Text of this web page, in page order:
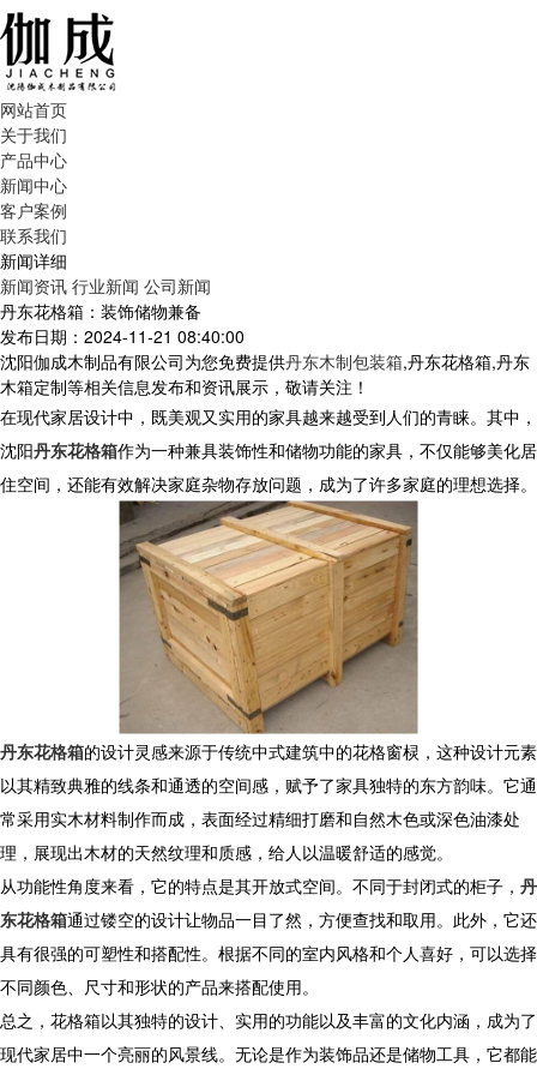
网站首页
关于我们
产品中心
新闻中心
客户案例
联系我们
新闻详细
新闻资讯 行业新闻 公司新闻
丹东花格箱：装饰储物兼备
发布日期：2024-11-21 08:40:00
沈阳伽成木制品有限公司为您免费提供丹东木制包装箱,丹东花格箱,丹东
木箱定制等相关信息发布和资讯展示，敬请关注！
在现代家居设计中，既美观又实用的家具越来越受到人们的青睐。其中，
沈阳丹东花格箱作为一种兼具装饰性和储物功能的家具，不仅能够美化居
住空间，还能有效解决家庭杂物存放问题，成为了许多家庭的理想选择。
丹东花格箱的设计灵感来源于传统中式建筑中的花格窗棂，这种设计元素
以其精致典雅的线条和通透的空间感，赋予了家具独特的东方韵味。它通
常采用实木材料制作而成，表面经过精细打磨和自然木色或深色油漆处
理，展现出木材的天然纹理和质感，给人以温暖舒适的感觉。
从功能性角度来看，它的特点是其开放式空间。不同于封闭式的柜子， 丹
东花格箱通过镂空的设计让物品一目了然，方便查找和取用。此外，它还
具有很强的可塑性和搭配性。根据不同的室内风格和个人喜好，可以选择
不同颜色、尺寸和形状的产品来搭配使用。
总之，花格箱以其独特的设计、实用的功能以及丰富的文化内涵，成为了
现代家居中一个亮丽的风景线。无论是作为装饰品还是储物工具，它都能